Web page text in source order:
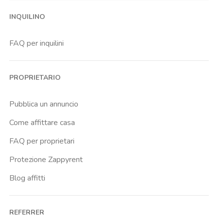
Forlanini
Garibaldi Fs
Istituto Ortopedico Gaetano Pini
Lambrate Fs
Maciachini
INQUILINO
FAQ per inquilini
PROPRIETARIO
Pubblica un annuncio
Come affittare casa
FAQ per proprietari
Protezione Zappyrent
Blog affitti
REFERRER